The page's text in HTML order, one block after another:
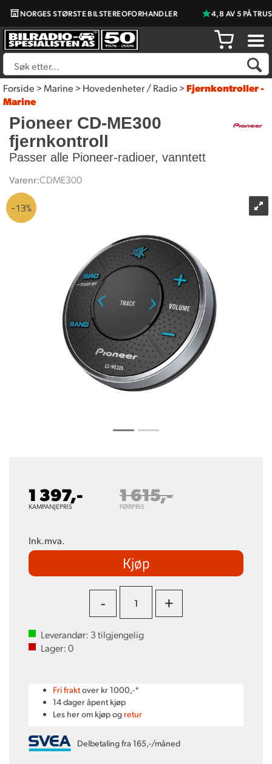
NORGES STØRSTE BILSTEREOFORHANDLER 4,8 AV 5 PÅ
Forside>Marine>Hovedenheter / Radio>Fjernkontroller -
Marine
Pioneer CD-ME300
fjernkontroll
Passer alle Pioneer-radioer, vanntett
Varenr:CDME300
13%
1 397,-
KAMPANJEPRIS
1 615,-
FØRPRIS
Ink.mva.
Kjøp
- +
Leverandør: 3tilgjengelig
Lager:0
Fri fraktover kr 1000,-*
14 dager åpent kjøp
Les her om kjøp og retur
Delbetaling fra 165,-/måned